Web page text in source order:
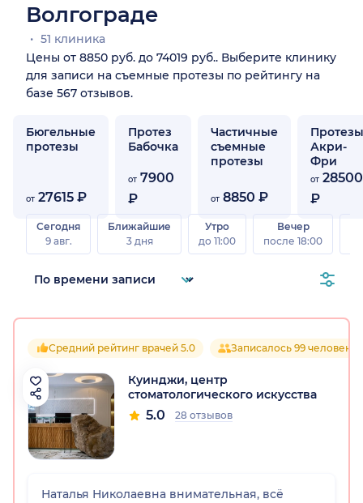
обл.)
Волгограде
51 клиника
Цены от 8850 руб. до 74019 руб.. Выберите клинику
для записи на съемные протезы по рейтингу на
базе 567 отзывов.
Бюгельные
протезы
от 27615 ₽
Протез
Бабочка
от 7900
₽
Частичные
съемные
протезы
от 8850 ₽
Протезы
Акри-
Фри
от 28500
₽
Сегодня
9 авг.
Ближайшие
3 дня
Утро
до 11:00
Вечер
после 18:00
Средний рейтинг врачей 5.0 Записалось 99 человек
Куинджи, центр
стоматологического искусства
5.0 28 отзывов
Наталья Николаевна внимательная, всё